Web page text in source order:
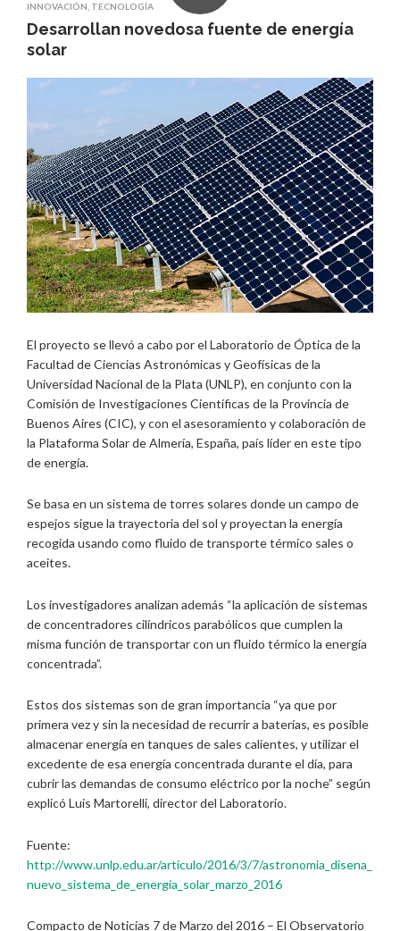
INNOVACIÓN TECNOLOGÍA
Desarrollan novedosa fuente de energía
solar
El proyecto se llevó a cabo por el Laboratorio de Óptica de la
Facultad de Ciencias Astronómicas y Geofísicas de la
Universidad Nacional de la Plata (UNLP), en conjunto con la
Comisión de Investigaciones Científicas de la Provincia de
Buenos Aires (CIC), y con el asesoramiento y colaboración de
la Plataforma Solar de Almería, España, país líder en este tipo
de energía.
Se basa en un sistema de torres solares donde un campo de
espejos sigue la trayectoria del sol y proyectan la energía
recogida usando como fluido de transporte térmico sales o
aceites.
Los investigadores analizan además “la aplicación de sistemas
de concentradores cilíndricos parabólicos que cumplen la
misma función de transportar con un fluido térmico la energía
concentrada”.
Estos dos sistemas son de gran importancia “ya que por
primera vez y sin la necesidad de recurrir a baterías, es posible
almacenar energía en tanques de sales calientes, y utilizar el
excedente de esa energía concentrada durante el día, para
cubrir las demandas de consumo eléctrico por la noche” según
explicó Luis Martorelli, director del Laboratorio.
Fuente:
http://www.unlp.edu.ar/articulo/2016/3/7/astronomia_disena_
nuevo_sistema_de_energia_solar_marzo_2016
Compacto de Noticias 7 de Marzo del 2016 – El Observatorio